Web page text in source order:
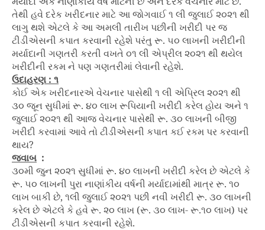
તેથી હવે દરેક ખરીદનાર માટે આ જોગવાઈ ૧ લી જુલાઈ ૨૦૨૧ થી
લાગુ થશે એટલે કે આ અમલી તારીખ પછીની ખરીદી પર જ
ટીડીએસની કપાત કરવાની રહેશે પરંતુ રૂ. ૫૦ લાખની ખરીદીની
મર્યાદાની ગણતરી કરતી વખતે ૦૧ લી એપ્રીલ ૨૦૨૧ થી થયેલ
ખરીદીની રકમ ને પણ ગણતરીમાં લેવાની રહેશે.
ઉદાહરણ : ૧
કોઈ એક ખરીદનારએ વેચનાર પાસેથી ૧ લી એપ્રિલ ૨૦૨૧ થી
૩૦ જૂન સુધીમાં રૂ. ૪૦ લાખ રૂપિયાની ખરીદી કરેલ હોય અને ૧
જુલાઈ ૨૦૨૧ થી આજ વેચનાર પાસેથી રૂ. ૩૦ લાખની બીજી
ખરીદી કરવામાં આવે તો ટીડીએસની કપાત કઈ રકમ પર કરવાની
થાય?
જવાબ :
૩૦મી જુન ૨૦૨૧ સુધીમાં રૂ. ૪૦ લાખની ખરીદી કરેલ છે એટલે કે
રૂ. ૫૦ લાખની પુરા નાણાંકીય વર્ષની મર્યાદામાંથી માત્ર રૂ. ૧૦
લાખ બાકી છે, ૧લી જુલાઈ ૨૦૨૧ પછી નવી ખરીદી રૂ. ૩૦ લાખની
કરેલ છે એટલે કે હવે રૂ. ૨૦ લાખ (રૂ. ૩૦ લાખ- રૂ.૧૦ લાખ) પર
ટીડીએસની કપાત કરવાની રહેશે.